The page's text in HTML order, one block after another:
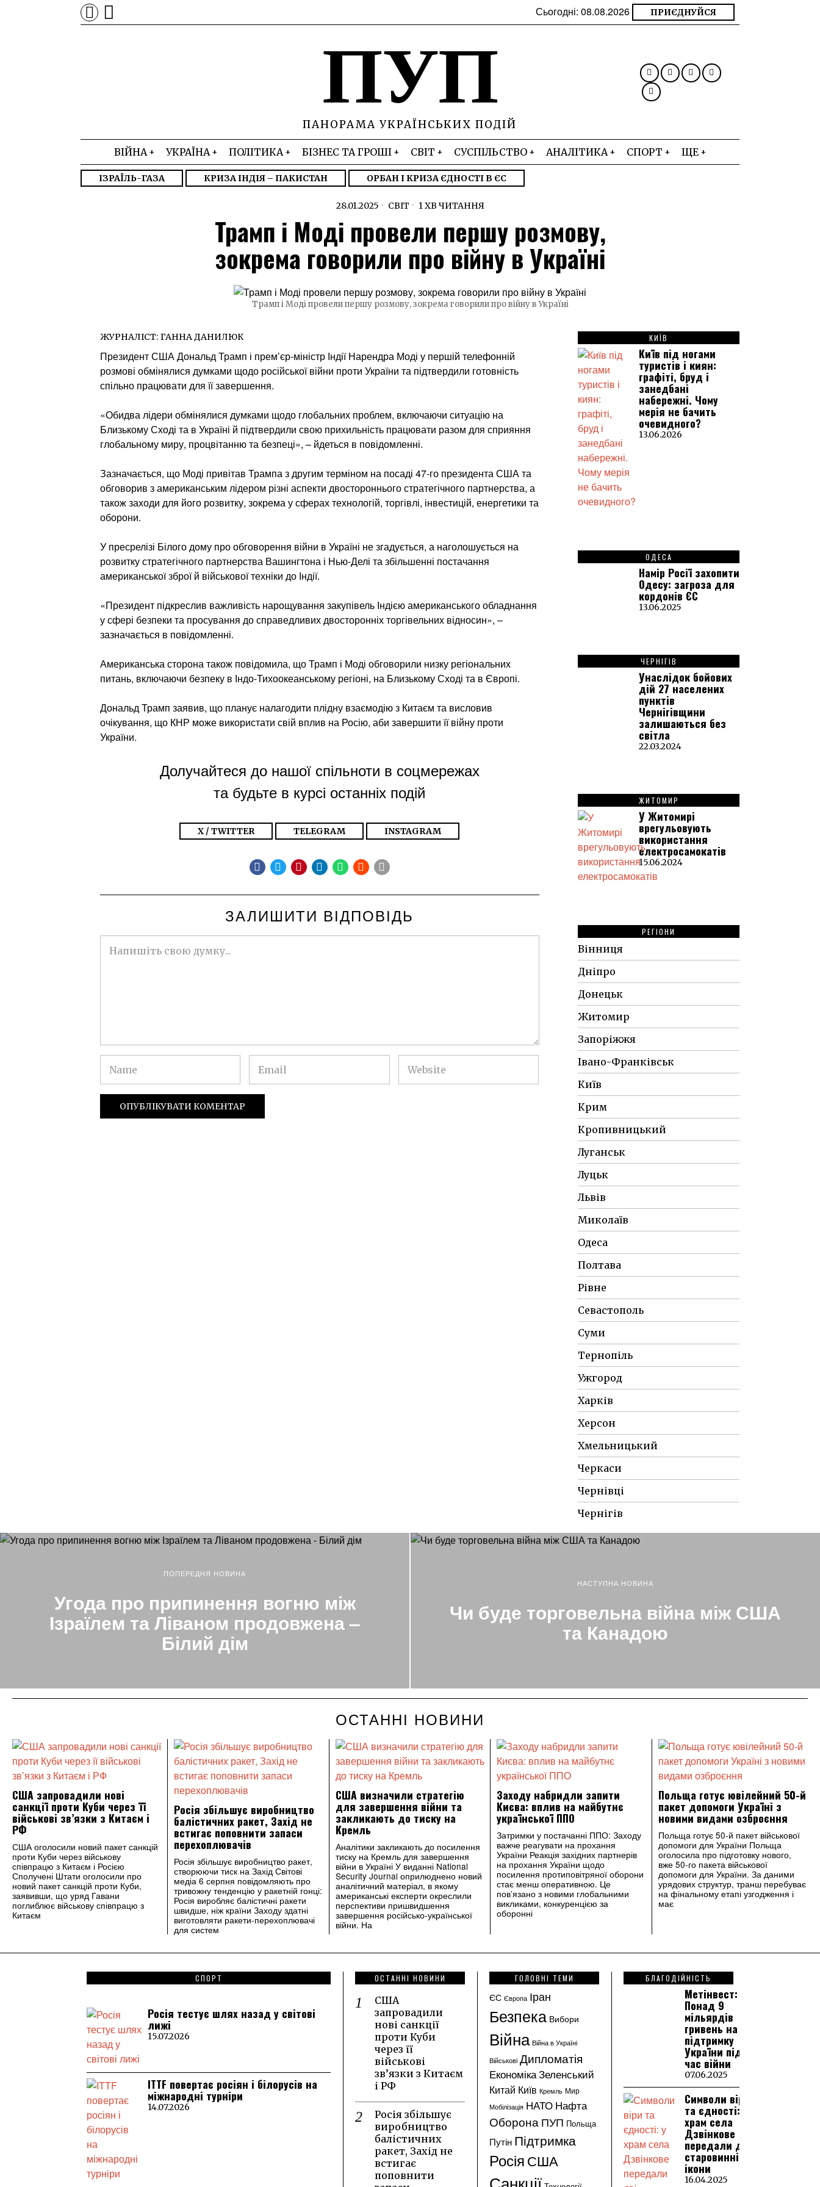
Сьогодні: 08.08.2026 ПРИЄДНУЙСЯ
ПУП
ПАНОРАМА УКРАЇНСЬКИХ ПОДІЙ
ВІЙНА УКРАЇНА ПОЛІТИКА БІЗНЕС ТА ГРОШІ СВІТ СУСПІЛЬСТВО АНАЛІТИКА СПОРТ ЩЕ
ІЗРАЇЛЬ-ГАЗА КРИЗА ІНДІЯ – ПАКИСТАН ОРБАН І КРИЗА ЄДНОСТІ В ЄС
28.01.2025 СВІТ 1 ХВ ЧИТАННЯ
Трамп і Моді провели першу розмову,
зокрема говорили про війну в Україні
Трамп і Моді провели першу розмову, зокрема говорили про війну в Україні
ЖУРНАЛІСТ: ГАННА ДАНИЛЮК
Президент США Дональд Трамп і прем’єр-міністр Індії Нарендра Моді у першій телефонній
розмові обмінялися думками щодо російської війни проти України та підтвердили готовність
спільно працювати для її завершення.
«Обидва лідери обмінялися думками щодо глобальних проблем, включаючи ситуацію на
Близькому Сході та в Україні й підтвердили свою прихильність працювати разом для сприяння
глобальному миру, процвітанню та безпеці», – йдеться в повідомленні.
Зазначається, що Моді привітав Трампа з другим терміном на посаді 47-го президента США та
обговорив з американським лідером різні аспекти двостороннього стратегічного партнерства, а
також заходи для його розвитку, зокрема у сферах технологій, торгівлі, інвестицій, енергетики та
оборони.
У пресрелізі Білого дому про обговорення війни в Україні не згадується, а наголошується на
розвитку стратегічного партнерства Вашингтона і Нью-Делі та збільшенні постачання
американської зброї й військової техніки до Індії.
«Президент підкреслив важливість нарощування закупівель Індією американського обладнання
у сфері безпеки та просування до справедливих двосторонніх торгівельних відносин», –
зазначається в повідомленні.
Американська сторона також повідомила, що Трамп і Моді обговорили низку регіональних
питань, включаючи безпеку в Індо-Тихоокеанському регіоні, на Близькому Сході та в Європі.
Дональд Трамп заявив, що планує налагодити плідну взаємодію з Китаєм та висловив
очікування, що КНР може використати свій вплив на Росію, аби завершити її війну проти
України.
Долучайтеся до нашої спільноти в соцмережах
та будьте в курсі останніх подій
X / TWITTER TELEGRAM INSTAGRAM
ЗАЛИШИТИ ВІДПОВІДЬ
КИЇВ
Київ під ногами
туристів і киян:
графіті, бруд і
занедбані
набережні. Чому
мерія не бачить
очевидного?
13.06.2026
ОДЕСА
Намір Росії захопити
Одесу: загроза для
кордонів ЄС
13.06.2025
ЧЕРНІГІВ
Унаслідок бойових
дій 27 населених
пунктів
Чернігівщини
залишаються без
світла
22.03.2024
ЖИТОМИР
У Житомирі
врегульовують
використання
електросамокатів
15.06.2024
РЕГІОНИ
Вінниця
Дніпро
Донецьк
Житомир
Запоріжжя
Івано-Франківськ
Київ
Крим
Кропивницький
Луганськ
Луцьк
Львів
Миколаїв
Одеса
Полтава
Рівне
Севастополь
Суми
Тернопіль
Ужгород
Харків
Херсон
Хмельницький
Черкаси
Чернівці
Чернігів
ПОПЕРЕДНЯ НОВИНА
Угода про припинення вогню між
Ізраїлем та Ліваном продовжена –
Білий дім
НАСТУПНА НОВИНА
Чи буде торговельна війна між США
та Канадою
ОСТАННІ НОВИНИ
США запровадили нові
санкції проти Куби через її
військові зв’язки з Китаєм і
РФ
США оголосили новий пакет санкцій
проти Куби через військову
співпрацю з Китаєм і Росією
Сполучені Штати оголосили про
новий пакет санкцій проти Куби,
заявивши, що уряд Гавани
поглиблює військову співпрацю з
Китаєм
Росія збільшує виробництво
балістичних ракет, Захід не
встигає поповнити запаси
перехоплювачів
Росія збільшує виробництво ракет,
створюючи тиск на Захід Світові
медіа 6 серпня повідомляють про
тривожну тенденцію у ракетній гонці:
Росія виробляє балістичні ракети
швидше, ніж країни Заходу здатні
виготовляти ракети-перехоплювачі
для систем
США визначили стратегію
для завершення війни та
закликають до тиску на
Кремль
Аналітики закликають до посилення
тиску на Кремль для завершення
війни в Україні У виданні National
Security Journal оприлюднено новий
аналітичний матеріал, в якому
американські експерти окреслили
перспективи пришвидшення
завершення російсько-української
війни. На
Заходу набридли запити
Києва: вплив на майбутнє
української ППО
Затримки у постачанні ППО: Заходу
важче реагувати на прохання
України Реакція західних партнерів
на прохання України щодо
посилення протиповітряної оборони
стає менш оперативною. Це
пов’язано з новими глобальними
викликами, конкуренцією за
оборонні
Польща готує ювілейний 50-й
пакет допомоги Україні з
новими видами озброєння
Польща готує 50-й пакет військової
допомоги для України Польща
оголосила про підготовку нового,
вже 50-го пакета військової
допомоги для України. За даними
урядових структур, транш перебуває
на фінальному етапі узгодження і
має
СПОРТ
Росія тестує шлях назад у світові
лижі
15.07.2026
ITTF повертає росіян і білорусів на
міжнародні турніри
14.07.2026
ОСТАННІ НОВИНИ
США
запровадили
нові санкції
проти Куби
через її
військові
зв’язки з Китаєм
і РФ
Росія збільшує
виробництво
балістичних
ракет, Захід не
встигає
поповнити
ГОЛОВНІ ТЕМИ
ЄС Європа Іран
Безпека Вибори
Війна Війна в Україні
Військові Дипломатія
ЕкономікаЗеленський
Китай Київ Кремль Мир
Мобілізація НАТО Нафта
Оборона ПУП Польща
Путін Підтримка
РосіяСША
Санкції
БЛАГОДІЙНІСТЬ
Метінвест:
Понад 9
мільярдів
гривень на
підтримку
України під
час війни
07.06.2025
Символи віри
та єдності: у
храм села
Дзвінкове
передали дві
старовинні
ікони
16.04.2025